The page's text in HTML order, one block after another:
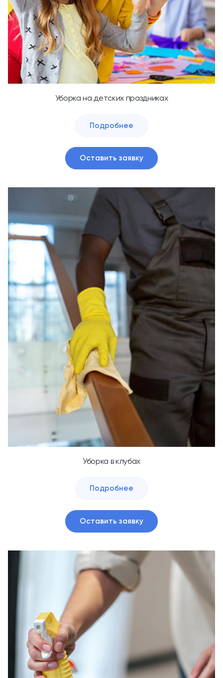
Уборка на детских праздниках
Подробнее
Оставить заявку
Уборка в клубах
Подробнее
Оставить заявку